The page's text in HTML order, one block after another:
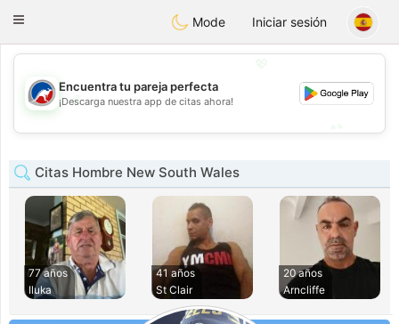
Australia Chat
Toggle
Mode Iniciar sesión
💕
Encuentra tu pareja perfecta
¡Descarga nuestra app de citas ahora!
Citas Hombre New South Wales
77 años
Iluka
41 años
St Clair
20 años
Arncliffe